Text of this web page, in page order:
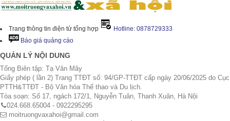
Trang thông tin điện tử tổng hợp
Hotline: 0878729333
Báo giá quảng cáo
QUẢN LÝ NỘI DUNG
Tổng Biên tập: Tạ Văn Mây
Giấy phép ( lần 2) Trang TTĐT số: 94/GP-TTĐT cấp ngày 20/06/2025 do Cục
PTTH&TTĐT - Bộ Văn hóa Thể thao và Du lịch.
Tòa soạn: Số 17, ngách 172/1, Nguyễn Tuân, Thanh Xuân, Hà Nội
024.668.65004 - 0922295295
moitruongvaxahoi@gmail.com